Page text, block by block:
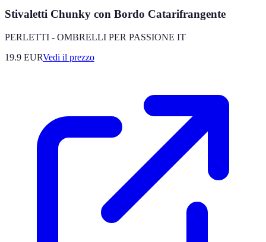
Stivaletti Chunky con Bordo Catarifrangente
PERLETTI - OMBRELLI PER PASSIONE IT
19.9 EURVedi il prezzo